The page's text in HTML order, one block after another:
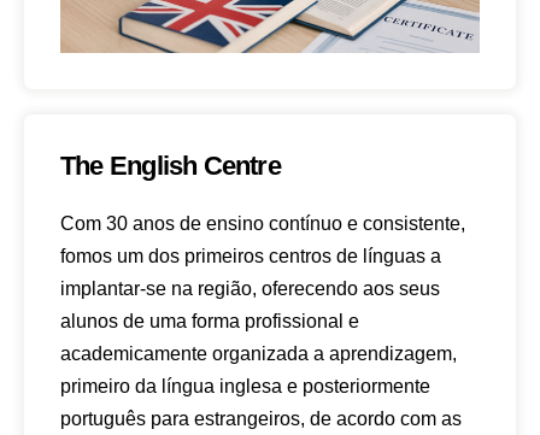
The English Centre
Com 30 anos de ensino contínuo e consistente,
fomos um dos primeiros centros de línguas a
implantar-se na região, oferecendo aos seus
alunos de uma forma profissional e
academicamente organizada a aprendizagem,
primeiro da língua inglesa e posteriormente
português para estrangeiros, de acordo com as